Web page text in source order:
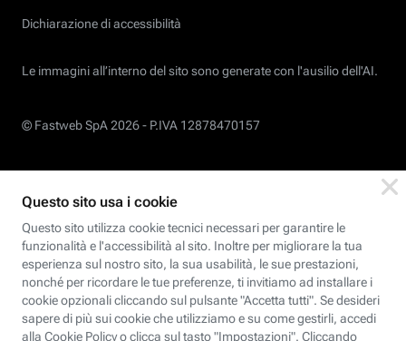
Dichiarazione di accessibilità
Le immagini all’interno del sito sono generate con l'ausilio dell'AI.
© Fastweb SpA 2026 - P.IVA 12878470157